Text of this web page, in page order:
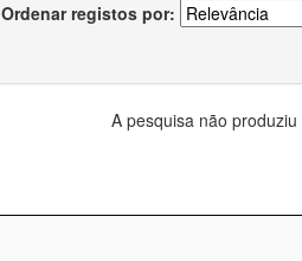
Ordenar registos por:
A pesquisa não